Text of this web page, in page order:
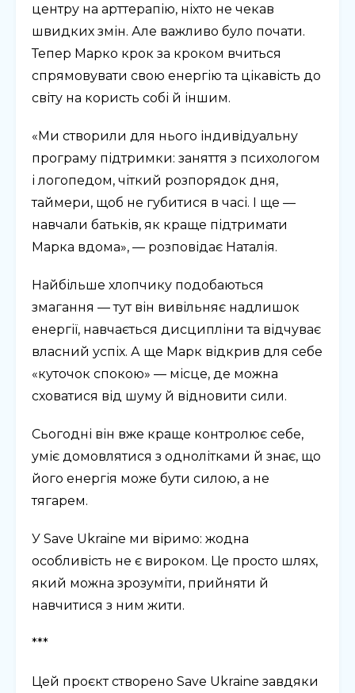
центру на арттерапію, ніхто не чекав
швидких змін. Але важливо було почати.
Тепер Марко крок за кроком вчиться
спрямовувати свою енергію та цікавість до
світу на користь собі й іншим.
«Ми створили для нього індивідуальну
програму підтримки: заняття з психологом
і логопедом, чіткий розпорядок дня,
таймери, щоб не губитися в часі. І ще —
навчали батьків, як краще підтримати
Марка вдома», — розповідає Наталія.
​​Найбільше хлопчику подобаються
змагання — тут він вивільняє надлишок
енергії, навчається дисципліни та відчуває
власний успіх. А ще Марк відкрив для себе
«куточок спокою» — місце, де можна
сховатися від шуму й відновити сили.
Сьогодні він вже краще контролює себе,
уміє домовлятися з однолітками й знає, що
його енергія може бути силою, а не
тягарем.
У Save Ukraine ми віримо: жодна
особливість не є вироком. Це просто шлях,
який можна зрозуміти, прийняти й
навчитися з ним жити.
***
Цей проєкт створено Save Ukraine завдяки